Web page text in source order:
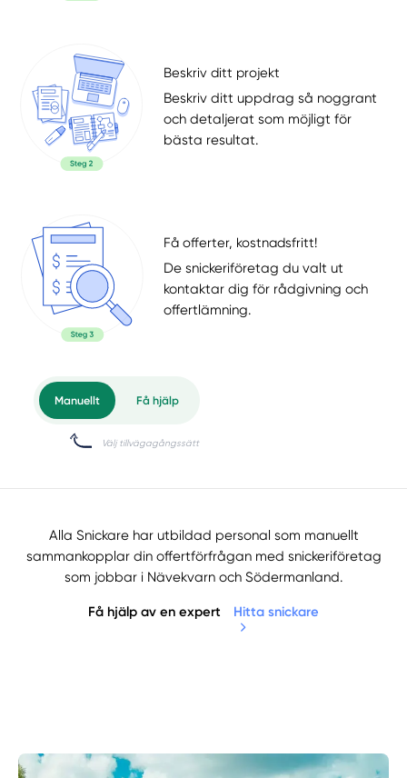
Beskriv ditt projekt
Beskriv ditt uppdrag så noggrant
och detaljerat som möjligt för
bästa resultat.
Få offerter, kostnadsfritt!
De snickeriföretag du valt ut
kontaktar dig för rådgivning och
offertlämning.
Alla Snickare har utbildad personal som manuellt
sammankopplar din offertförfrågan med snickeriföretag
som jobbar i Nävekvarn och Södermanland.
Få hjälp av en expert Hitta snickare